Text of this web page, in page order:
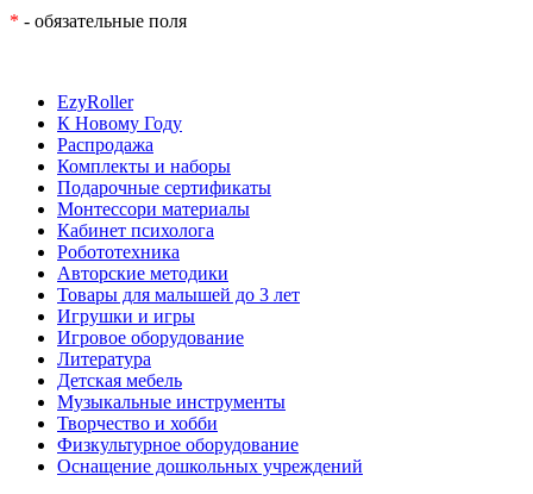
* - обязательные поля
EzyRoller
К Новому Году
Распродажа
Комплекты и наборы
Подарочные сертификаты
Монтессори материалы
Кабинет психолога
Робототехника
Авторские методики
Товары для малышей до 3 лет
Игрушки и игры
Игровое оборудование
Литература
Детская мебель
Музыкальные инструменты
Творчество и хобби
Физкультурное оборудование
Оснащение дошкольных учреждений